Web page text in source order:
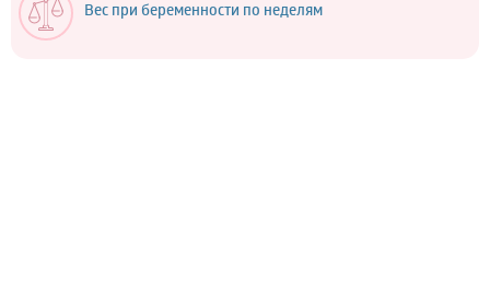
Вес при беременности по неделям